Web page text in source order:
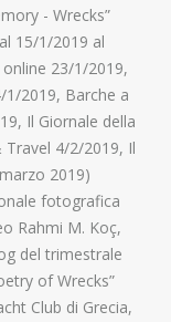
- Wrecks”
15/1/2019 al
23/1/2019,
1/2019, Barche a
Il Giornale della
Travel 4/2/2019, Il
2019)
fotografica
Rahmi M. Koç,
del trimestrale
of Wrecks”
Club di Grecia,